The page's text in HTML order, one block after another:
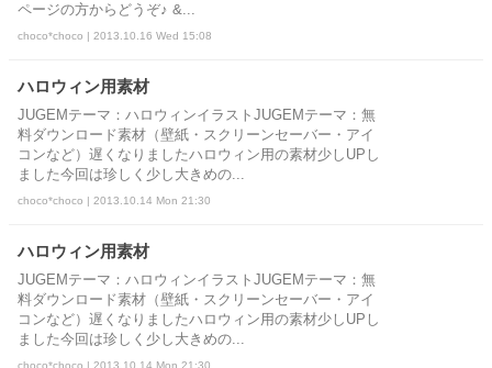
ページの方からどうぞ♪ &...
choco*choco | 2013.10.16 Wed 15:08
ハロウィン用素材
JUGEMテーマ：ハロウィンイラストJUGEMテーマ：無
料ダウンロード素材（壁紙・スクリーンセーバー・アイ
コンなど）遅くなりましたハロウィン用の素材少しUPし
ました今回は珍しく少し大きめの...
choco*choco | 2013.10.14 Mon 21:30
ハロウィン用素材
JUGEMテーマ：ハロウィンイラストJUGEMテーマ：無
料ダウンロード素材（壁紙・スクリーンセーバー・アイ
コンなど）遅くなりましたハロウィン用の素材少しUPし
ました今回は珍しく少し大きめの...
choco*choco | 2013.10.14 Mon 21:30